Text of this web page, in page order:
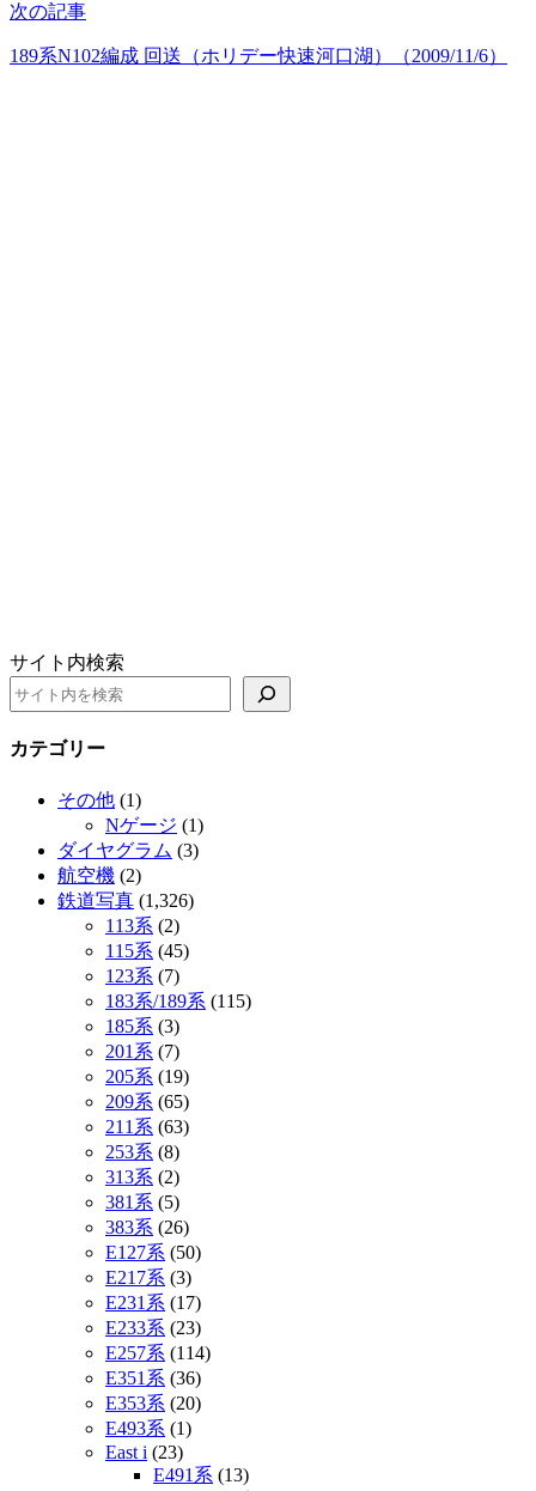
次の記事
189系N102編成 回送（ホリデー快速河口湖）（2009/11/6）
サイト内検索
カテゴリー
その他 (1)
Nゲージ (1)
ダイヤグラム (3)
航空機 (2)
鉄道写真 (1,326)
113系 (2)
115系 (45)
123系 (7)
183系/189系 (115)
185系 (3)
201系 (7)
205系 (19)
209系 (65)
211系 (63)
253系 (8)
313系 (2)
381系 (5)
383系 (26)
E127系 (50)
E217系 (3)
E231系 (17)
E233系 (23)
E257系 (114)
E351系 (36)
E353系 (20)
E493系 (1)
East i (23)
E491系 (13)